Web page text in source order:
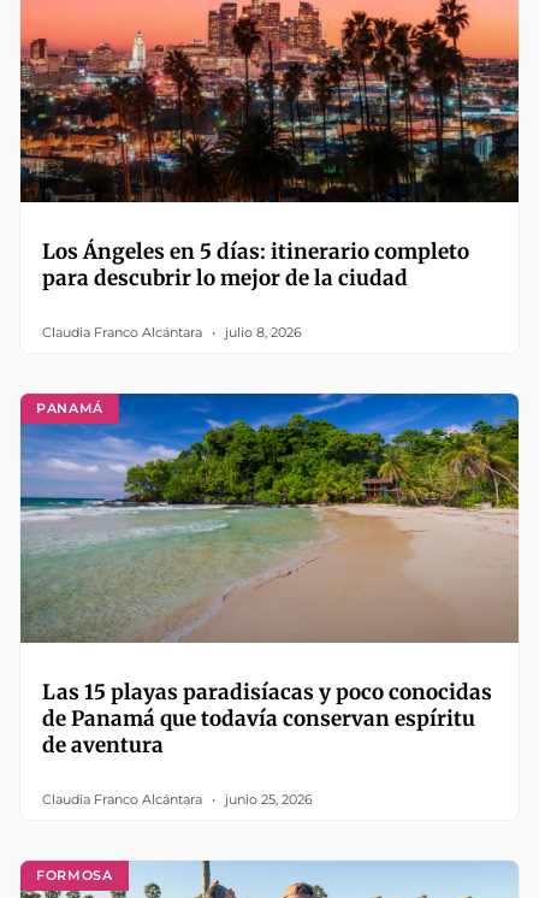
Los Ángeles en 5 días: itinerario completo
para descubrir lo mejor de la ciudad
Claudia Franco Alcántara julio 8, 2026
PANAMÁ
Las 15 playas paradisíacas y poco conocidas
de Panamá que todavía conservan espíritu
de aventura
Claudia Franco Alcántara junio 25, 2026
FORMOSA